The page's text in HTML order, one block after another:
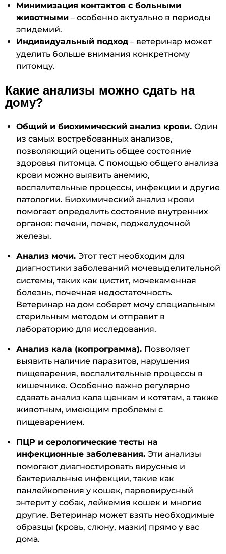
Минимизация контактов с больными
животными – особенно актуально в периоды
эпидемий.
Индивидуальный подход – ветеринар может
уделить больше внимания конкретному
питомцу.
Какие анализы можно сдать на
дому?
Общий и биохимический анализ крови. Один
из самых востребованных анализов,
позволяющий оценить общее состояние
здоровья питомца. С помощью общего анализа
крови можно выявить анемию,
воспалительные процессы, инфекции и другие
патологии. Биохимический анализ крови
помогает определить состояние внутренних
органов: печени, почек, поджелудочной
железы.
Анализ мочи. Этот тест необходим для
диагностики заболеваний мочевыделительной
системы, таких как цистит, мочекаменная
болезнь, почечная недостаточность.
Ветеринар на дом соберет мочу специальным
стерильным методом и отправит в
лабораторию для исследования.
Анализ кала (копрограмма). Позволяет
выявить наличие паразитов, нарушения
пищеварения, воспалительные процессы в
кишечнике. Особенно важно регулярно
сдавать анализ кала щенкам и котятам, а также
животным, имеющим проблемы с
пищеварением.
ПЦР и серологические тесты на
инфекционные заболевания. Эти анализы
помогают диагностировать вирусные и
бактериальные инфекции, такие как
панлейкопения у кошек, парвовирусный
энтерит у собак, лейкемия кошек и многие
другие. Ветеринар может взять необходимые
образцы (кровь, слюну, мазки) прямо у вас
дома.